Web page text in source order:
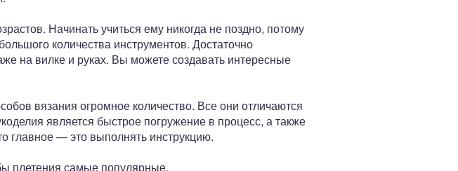
Начинать учиться ему никогда не поздно, потому
количества инструментов. Достаточно
на вилке и руках. Вы можете создавать интересные
вязания огромное количество. Все они отличаются
является быстрое погружение в процесс, а также
главное — это выполнять инструкцию.
плетения самые популярные.